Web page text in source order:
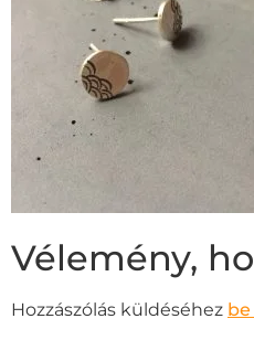
Vélemény,
Hozzászólás küldéséhez